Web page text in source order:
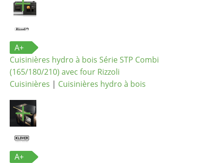
A+
Cuisinières hydro à bois Série STP Combi
(165/180/210) avec four Rizzoli
Cuisinières | Cuisinières hydro à bois
A+